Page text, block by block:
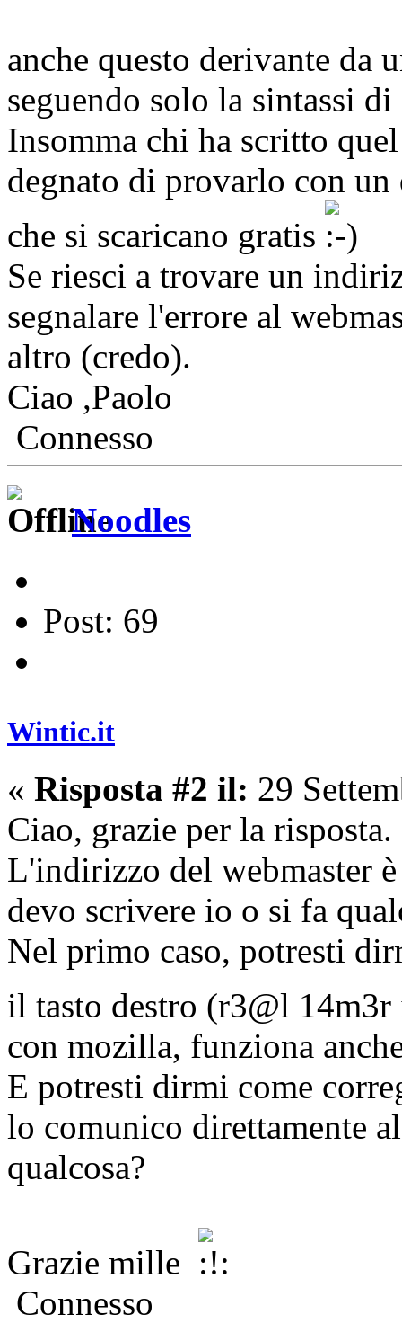
anche questo derivante da
seguendo solo la sintassi
Insomma chi ha scritto
degnato di provarlo con
che si scaricano gratis
Se riesci a trovare un
segnalare l'errore al
altro (credo).
Ciao ,Paolo
Connesso
Noodles
Post: 69
Wintic.it
« Risposta #2 il: 29
Ciao, grazie per la risposta.
L'indirizzo del webmaster
devo scrivere io o si fa
Nel primo caso, potresti
il tasto destro (r3@l
con mozilla, funziona
E potresti dirmi come
lo comunico direttamente
qualcosa?
Grazie mille
Connesso